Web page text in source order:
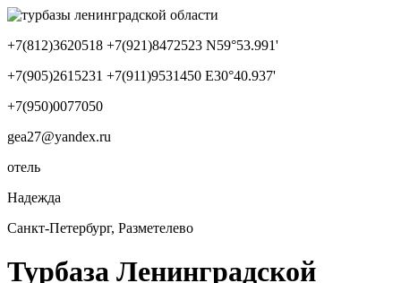
+7(812)3620518 +7(921)8472523 N59°53.991'
+7(905)2615231 +7(911)9531450 E30°40.937'
+7(950)0077050
gea27@yandex.ru
отель
Надежда
Санкт-Петербург, Разметелево
Турбаза Ленинградской